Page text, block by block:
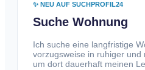
✨ NEU AUF SUCHPROFIL24
Suche Wohnung
Ich suche eine langfristige
vorzugsweise in ruhiger und
um dort dauerhaft meinen